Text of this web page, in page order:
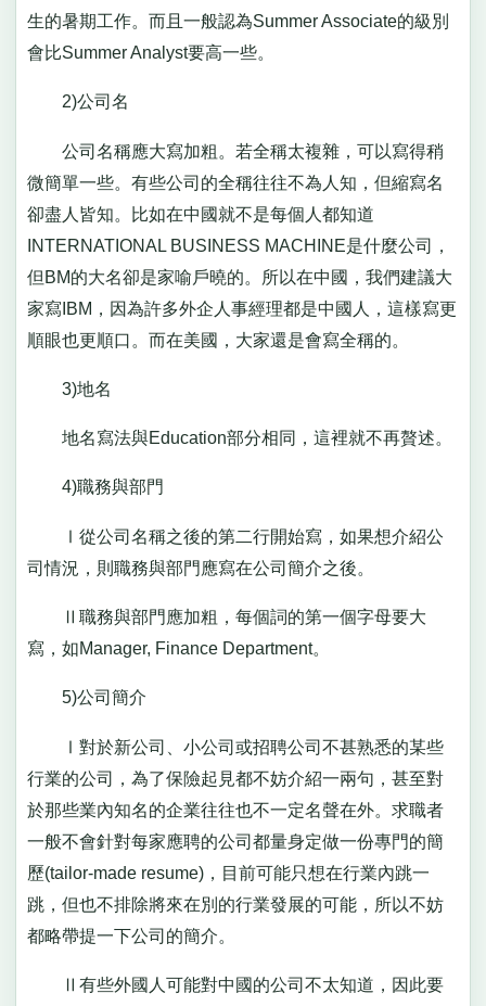
生的暑期工作。而且一般認為Summer Associate的級別
會比Summer Analyst要高一些。
2)公司名
公司名稱應大寫加粗。若全稱太複雜，可以寫得稍
微簡單一些。有些公司的全稱往往不為人知，但縮寫名
卻盡人皆知。比如在中國就不是每個人都知道
INTERNATIONAL BUSINESS MACHINE是什麼公司，
但BM的大名卻是家喻戶曉的。所以在中國，我們建議大
家寫IBM，因為許多外企人事經理都是中國人，這樣寫更
順眼也更順口。而在美國，大家還是會寫全稱的。
3)地名
地名寫法與Education部分相同，這裡就不再贅述。
4)職務與部門
Ⅰ從公司名稱之後的第二行開始寫，如果想介紹公
司情況，則職務與部門應寫在公司簡介之後。
Ⅱ職務與部門應加粗，每個詞的第一個字母要大
寫，如Manager, Finance Department。
5)公司簡介
Ⅰ對於新公司、小公司或招聘公司不甚熟悉的某些
行業的公司，為了保險起見都不妨介紹一兩句，甚至對
於那些業內知名的企業往往也不一定名聲在外。求職者
一般不會針對每家應聘的公司都量身定做一份專門的簡
歷(tailor-made resume)，目前可能只想在行業內跳一
跳，但也不排除將來在別的行業發展的可能，所以不妨
都略帶提一下公司的簡介。
Ⅱ有些外國人可能對中國的公司不太知道，因此要